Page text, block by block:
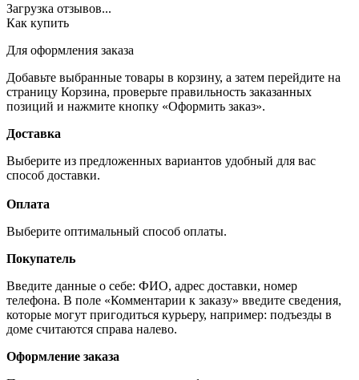
Загрузка отзывов...
Как купить
Для оформления заказа
Добавьте выбранные товары в корзину, а затем перейдите на
страницу Корзина, проверьте правильность заказанных
позиций и нажмите кнопку «Оформить заказ».
Доставка
Выберите из предложенных вариантов удобный для вас
способ доставки.
Оплата
Выберите оптимальный способ оплаты.
Покупатель
Введите данные о себе: ФИО, адрес доставки, номер
телефона. В поле «Комментарии к заказу» введите сведения,
которые могут пригодиться курьеру, например: подъезды в
доме считаются справа налево.
Оформление заказа